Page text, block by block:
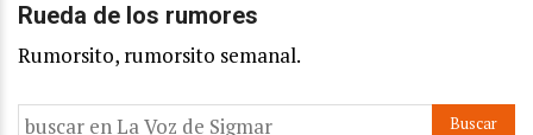
Rueda de los rumores
Rumorsito, rumorsito semanal.